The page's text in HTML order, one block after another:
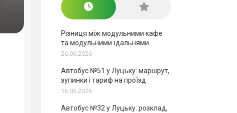
Різниця між модульними кафе
та модульними їдальнями
26.06.2026
Автобус №51 у Луцьку: маршрут,
зупинки і тариф на проїзд
16.06.2026
Автобус №32 у Луцьку: розклад,